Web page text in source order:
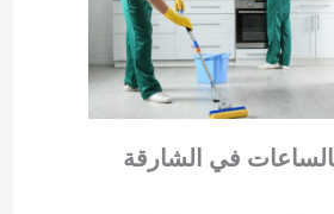
في الشارقة